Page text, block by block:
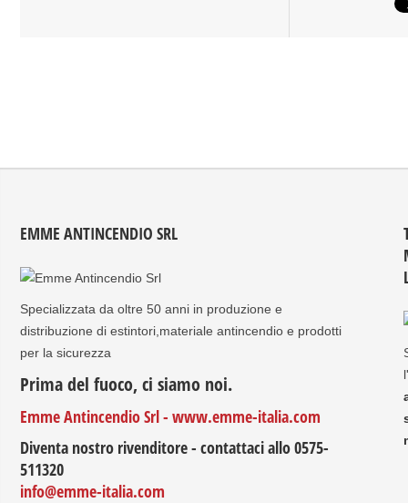
EMME ANTINCENDIO SRL
Specializzata da oltre 50 anni in produzione e
distribuzione di estintori,materiale antincendio e prodotti
per la sicurezza
Prima del fuoco, ci siamo noi.
Emme Antincendio Srl - www.emme-italia.com
Diventa nostro rivenditore - contattaci allo 0575-
511320
info@emme-italia.com
l'